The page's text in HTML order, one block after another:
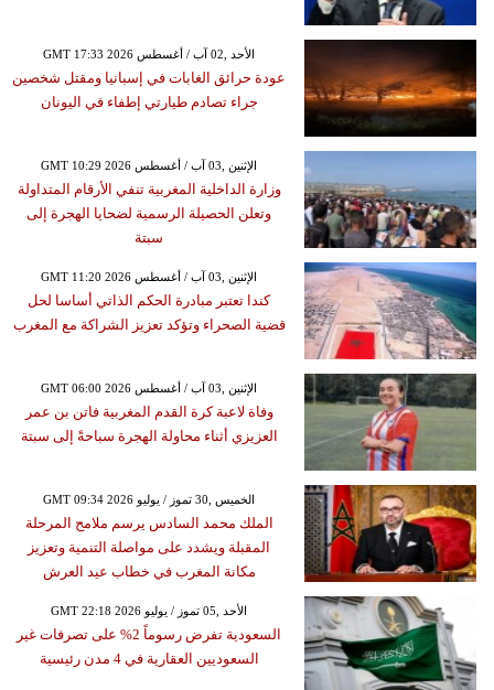
GMT 17:33 2026 الأحد ,02 آب / أغسطس
عودة حرائق الغابات في إسبانيا ومقتل شخصين
جراء تصادم طيارتي إطفاء في اليونان
GMT 10:29 2026 الإثنين ,03 آب / أغسطس
وزارة الداخلية المغربية تنفي الأرقام المتداولة
وتعلن الحصيلة الرسمية لضحايا الهجرة إلى
سبتة
GMT 11:20 2026 الإثنين ,03 آب / أغسطس
كندا تعتبر مبادرة الحكم الذاتي أساسا لحل
قضية الصحراء وتؤكد تعزيز الشراكة مع المغرب
GMT 06:00 2026 الإثنين ,03 آب / أغسطس
وفاة لاعبة كرة القدم المغربية فاتن بن عمر
العزيزي أثناء محاولة الهجرة سباحةً إلى سبتة
GMT 09:34 2026 الخميس ,30 تموز / يوليو
الملك محمد السادس يرسم ملامح المرحلة
المقبلة ويشدد على مواصلة التنمية وتعزيز
مكانة المغرب في خطاب عيد العرش
GMT 22:18 2026 الأحد ,05 تموز / يوليو
السعودية تفرض رسوماً 2% على تصرفات غير
السعوديين العقارية في 4 مدن رئيسية